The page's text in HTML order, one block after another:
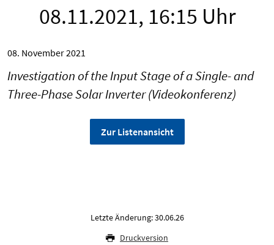
08.11.2021, 16:15 Uhr
08. November 2021
Investigation of the Input Stage of a Single- and
Three-Phase Solar Inverter (Videokonferenz)
Zur Listenansicht
Letzte Änderung: 30.06.26
Druckversion